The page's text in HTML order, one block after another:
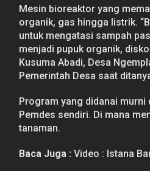
u
p
u
k
O
r
g
a
n
h
i
a
Mesin bioreaktor yang
organik, gas hingga listrik.
untuk mengatasi sampah
menjadi pupuk organik,
Kusuma Abadi, Desa
Pemerintah Desa saat
Program yang didanai murni
Pemdes sendiri. Di mana
tanaman.
Baca Juga : Video : Istana